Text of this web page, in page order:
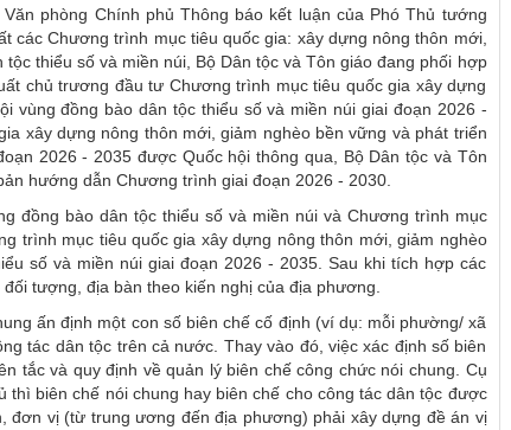
phòng Chính phủ Thông báo kết luận của Phó Thủ tướng
các Chương trình mục tiêu quốc gia: xây dựng nông thôn mới,
thiểu số và miền núi, Bộ Dân tộc và Tôn giáo đang phối hợp
chủ trương đầu tư Chương trình mục tiêu quốc gia xây dựng
vùng đồng bào dân tộc thiểu số và miền núi giai đoạn 2026 -
xây dựng nông thôn mới, giảm nghèo bền vững và phát triển
2026 - 2035 được Quốc hội thông qua, Bộ Dân tộc và Tôn
hướng dẫn Chương trình giai đoạn 2026 - 2030.
đồng bào dân tộc thiểu số và miền núi và Chương trình mục
trình mục tiêu quốc gia xây dựng nông thôn mới, giảm nghèo
số và miền núi giai đoạn 2026 - 2035. Sau khi tích hợp các
tượng, địa bàn theo kiến nghị của địa phương.
ấn định một con số biên chế cố định (ví dụ: mỗi phường/ xã
tác dân tộc trên cả nước. Thay vào đó, việc xác định số biên
tắc và quy định về quản lý biên chế công chức nói chung. Cụ
biên chế nói chung hay biên chế cho công tác dân tộc được
đơn vị (từ trung ương đến địa phương) phải xây dựng đề án vị